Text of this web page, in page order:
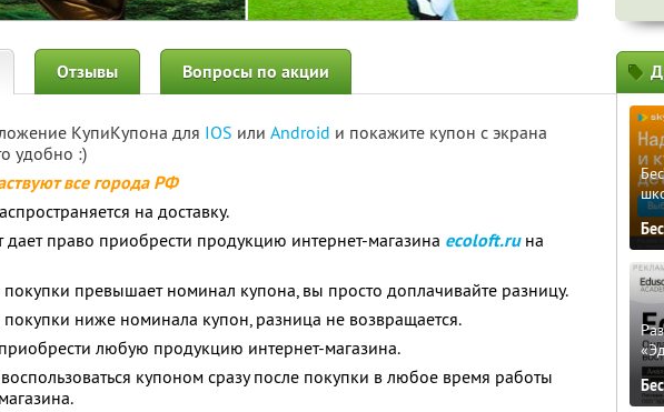
Отзывы Вопросы по акции
КупиКупона для IOS или Android и покажите купон с экрана
удобно :)
все города РФ
на доставку.
дает право приобрести продукцию интернет-магазина ecoloft.ruна
покупки превышает номинал купона, вы просто доплачивайте разницу.
покупки ниже номинала купон, разница не возвращается.
любую продукцию интернет-магазина.
купоном сразу после покупки в любое время работы